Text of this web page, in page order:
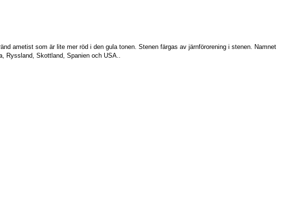
ametist som är lite mer röd i den gula tonen. Stenen färgas av järnförorening i stenen. Namnet
Ryssland, Skottland, Spanien och USA..